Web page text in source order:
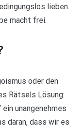
lieben.
macht frei.
oder den
Rätsels Lösung:
unangenehmes
daran, dass wir es